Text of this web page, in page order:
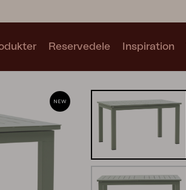
Samlinger
Se alle samlinger
Reservedele Inspiration